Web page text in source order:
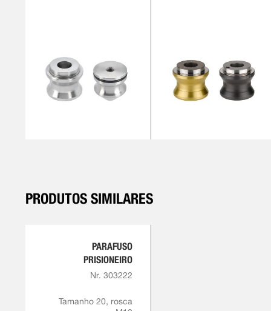
PRODUTOS SIMILARES
PARAFUSO
PRISIONEIRO
Nr. 303222
Tamanho 20, rosca